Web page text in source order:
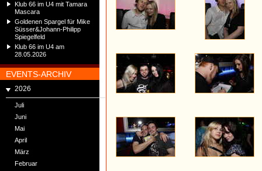
Klub 66 im U4 mit Tamara
Mascara
Goldenen Spargel für Mike
Süsser&Johann-Philipp
Spiegelfeld
Klub 66 im U4 am
28.05.2026
EVENTS-ARCHIV
2026
Juli
Juni
Mai
April
März
Februar